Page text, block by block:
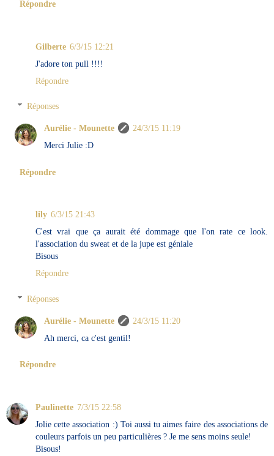
Répondre
Gilberte 6/3/15 12:21
J'adore ton pull !!!!
Répondre
Réponses
Aurélie - Mounette
24/3/15 11:19
Merci Julie :D
Répondre
lily 6/3/15 21:43
C'est vrai que ça aurait été dommage que l'on rate ce look.
l'association du sweat et de la jupe est géniale
Bisous
Répondre
Réponses
Aurélie - Mounette
24/3/15 11:20
Ah merci, ca c'est gentil!
Répondre
Paulinette 7/3/15 22:58
Jolie cette association :) Toi aussi tu aimes faire des associations de
couleurs parfois un peu particulières ? Je me sens moins seule!
Bisous!